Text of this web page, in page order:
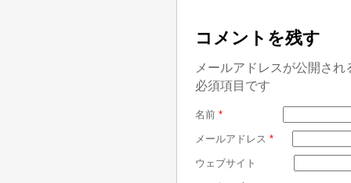
コメントを残す
メールアドレスが公開さ
必須項目です
名前 *
メールアドレス *
ウェブサイト